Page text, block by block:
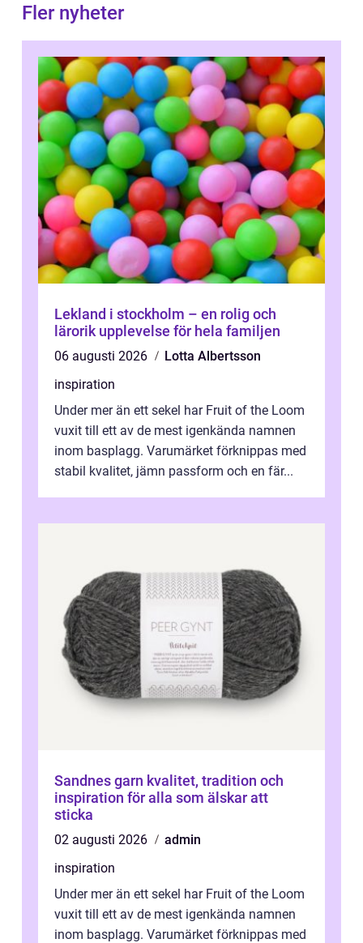
Fler nyheter
Lekland i stockholm – en rolig och
lärorik upplevelse för hela familjen
06 augusti 2026
Lotta Albertsson
inspiration
Under mer än ett sekel har Fruit of the Loom
vuxit till ett av de mest igenkända namnen
inom basplagg. Varumärket förknippas med
stabil kvalitet, jämn passform och en fär...
Sandnes garn kvalitet, tradition och
inspiration för alla som älskar att
sticka
02 augusti 2026
admin
inspiration
Under mer än ett sekel har Fruit of the Loom
vuxit till ett av de mest igenkända namnen
inom basplagg. Varumärket förknippas med